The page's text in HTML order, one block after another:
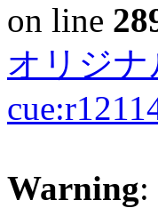
on line
オリジナ
Warning: